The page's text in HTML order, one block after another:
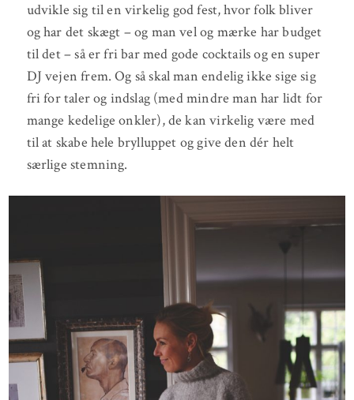
udvikle sig til en virkelig god fest, hvor folk bliver
og har det skægt – og man vel og mærke har budget
til det – så er fri bar med gode cocktails og en super
DJ vejen frem. Og så skal man endelig ikke sige sig
fri for taler og indslag (med mindre man har lidt for
mange kedelige onkler), de kan virkelig være med
til at skabe hele brylluppet og give den dér helt
særlige stemning.